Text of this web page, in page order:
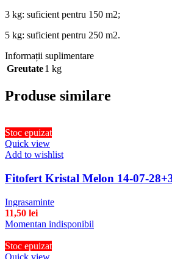
3 kg: suficient pentru 150 m2;
5 kg: suficient pentru 250 m2.
Informații suplimentare
Greutate1 kg
Produse similare
Stoc epuizat
Quick view
Add to wishlist
Fitofert Kristal Melon 14-07-
Ingrasaminte
11,50 lei
Momentan indisponibil
Stoc epuizat
Quick view